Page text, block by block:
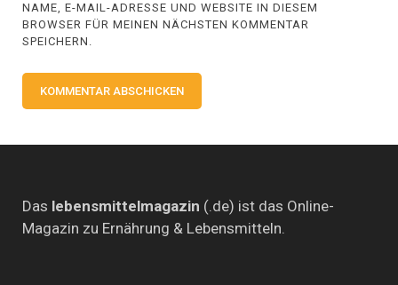
NAME, E-MAIL-ADRESSE UND WEBSITE IN DIESEM
BROWSER FÜR MEINEN NÄCHSTEN KOMMENTAR
SPEICHERN.
Das lebensmittelmagazin (.de) ist das Online-
Magazin zu Ernährung & Lebensmitteln.